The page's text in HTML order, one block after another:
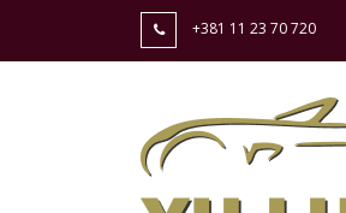
+381 11 23 70 720